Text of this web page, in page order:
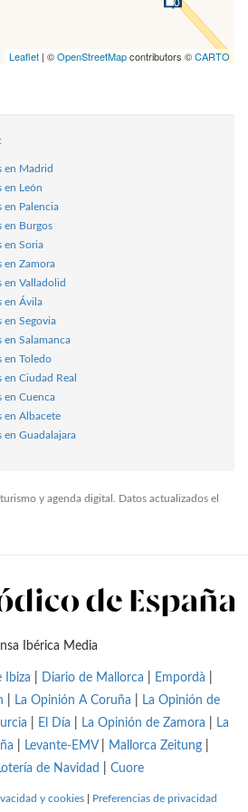
Leaflet | ©OpenStreetMapcontributors ©CARTO
en Madrid
en León
en Palencia
en Burgos
en Soria
en Zamora
en Valladolid
en Ávila
en Segovia
en Salamanca
en Toledo
en Ciudad Real
en Cuenca
en Albacete
en Guadalajara
y agenda digital. Datos actualizados el
Ibérica Media
Ibiza Diario de Mallorca Empordà
La Opinión A Coruña
La Opinión de
El Día La Opinión de Zamora
La
Levante-EMV| Mallorca Zeitung
de Navidad Cuore
y cookies Preferencias de privacidad